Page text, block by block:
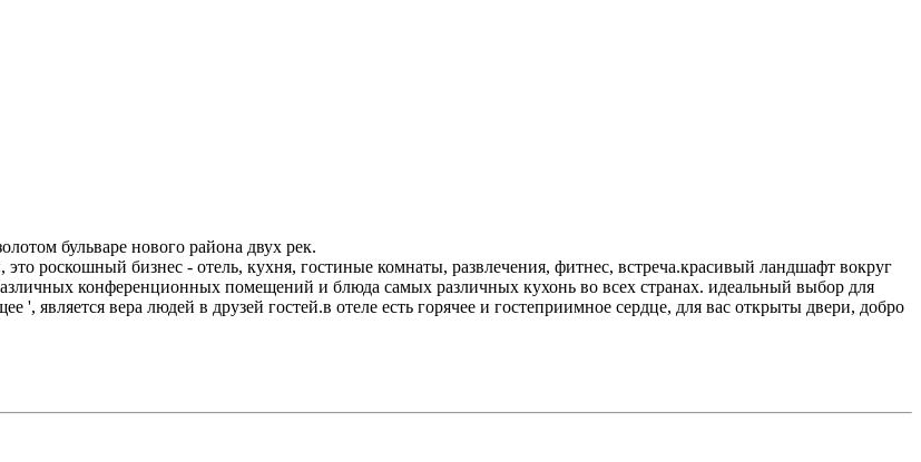
бульваре нового района двух рек.
роскошный бизнес - отель, кухня, гостиные комнаты, развлечения, фитнес, встреча.красивый ландшафт вокруг
конференционных помещений и блюда самых различных кухонь во всех странах. идеальный выбор для
', является вера людей в друзей гостей.в отеле есть горячее и гостеприимное сердце, для вас открыты двери, добро